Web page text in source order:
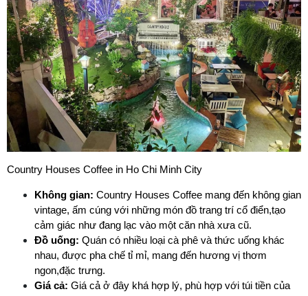
Country Houses Coffee in Ho Chi Minh City
Không gian: Country Houses Coffee mang đến không gian
vintage, ấm cúng với những món đồ trang trí cổ điển,tạo
cảm giác như đang lạc vào một căn nhà xưa cũ.
Đồ uống: Quán có nhiều loại cà phê và thức uống khác
nhau, được pha chế tỉ mỉ, mang đến hương vị thơm
ngon,đặc trưng.
Giá cả: Giá cả ở đây khá hợp lý, phù hợp với túi tiền của